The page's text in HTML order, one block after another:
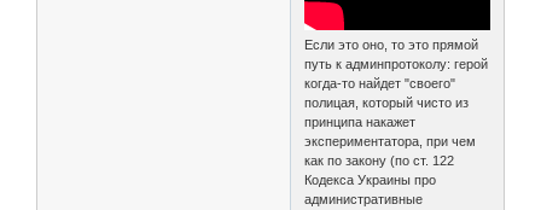
Если это оно, то это прямой
путь к админпротоколу: герой
когда-то найдет "своего"
полицая, который чисто из
принципа накажет
экспериментатора, при чем
как по закону (по ст. 122
Кодекса Украины про
административные